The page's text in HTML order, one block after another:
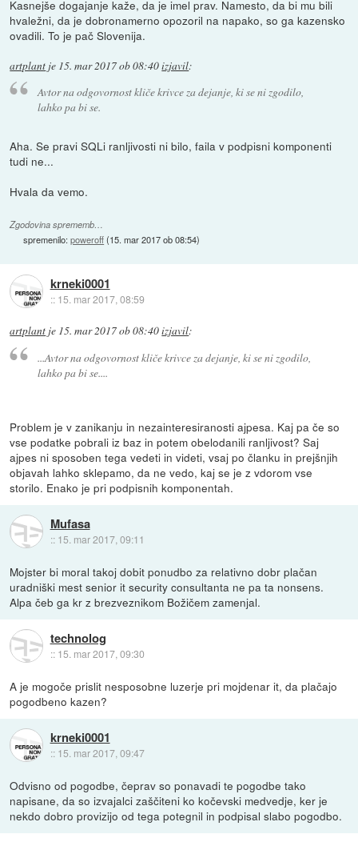
Kasnejše dogajanje kaže, da je imel prav. Namesto, da bi mu bili
hvaležni, da je dobronamerno opozoril na napako, so ga kazensko
ovadili. To je pač Slovenija.
artplant je 15. mar 2017 ob 08:40izjavil:
Avtor na odgovornost kliče krivce za dejanje, ki se ni zgodilo,
lahko pa bi se.
Aha. Se pravi SQLi ranljivosti ni bilo, faila v podpisni komponenti
tudi ne...
Hvala da vemo.
Zgodovina sprememb…
spremenilo:poweroff(15. mar 2017 ob 08:54)
krneki0001
:: 15. mar 2017, 08:59
artplant je 15. mar 2017 ob 08:40izjavil:
...Avtor na odgovornost kliče krivce za dejanje, ki se ni zgodilo,
lahko pa bi se....
Problem je v zanikanju in nezainteresiranosti ajpesa. Kaj pa če so
vse podatke pobrali iz baz in potem obelodanili ranljivost? Saj
ajpes ni sposoben tega vedeti in videti, vsaj po članku in prejšnjih
objavah lahko sklepamo, da ne vedo, kaj se je z vdorom vse
storilo. Enako je pri podpisnih komponentah.
Mufasa
:: 15. mar 2017, 09:11
Mojster bi moral takoj dobit ponudbo za relativno dobr plačan
uradniški mest senior it security consultanta ne pa ta nonsens.
Alpa čeb ga kr z brezveznikom Božičem zamenjal.
technolog
:: 15. mar 2017, 09:30
A je mogoče prislit nesposobne luzerje pri mojdenar it, da plačajo
pogodbeno kazen?
krneki0001
:: 15. mar 2017, 09:47
Odvisno od pogodbe, čeprav so ponavadi te pogodbe tako
napisane, da so izvajalci zaščiteni ko kočevski medvedje, ker je
nekdo dobro provizijo od tega potegnil in podpisal slabo pogodbo.